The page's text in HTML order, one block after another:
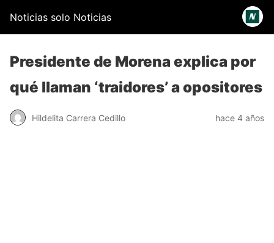
Noticias solo Noticias
Presidente de Morena explica por
qué llaman ‘traidores’ a opositores
Hildelita Carrera Cedillo hace 4 años